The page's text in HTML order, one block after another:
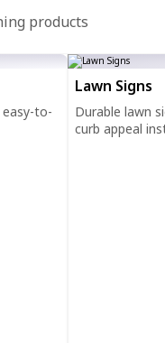
products
to-
Lawn Signs
Durable lawn
curb appeal